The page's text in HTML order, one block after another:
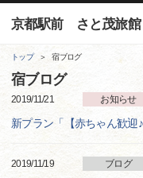
京都駅前 さと茂旅館
トップ 宿ブログ
宿ブログ
2019/11/21 お知らせ
新プラン「【赤ちゃん歓迎
2019/11/19 ブログ